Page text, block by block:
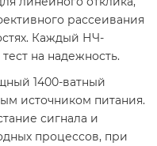
рассеивания
Каждый НЧ-
на надежность.
1400-ватный
источником питания.
сигнала и
процессов, при